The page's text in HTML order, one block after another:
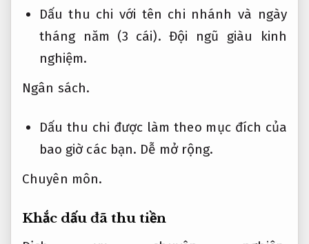
Dấu thu chi với tên chi nhánh và ngày
tháng năm (3 cái).Đội ngũ giàu kinh
nghiệm.
Ngân sách.
Dấu thu chi được làm theo mục đích của
bao giờ các bạn. Dễ mở rộng.
Chuyên môn.
Khắc dấu đã thu tiền